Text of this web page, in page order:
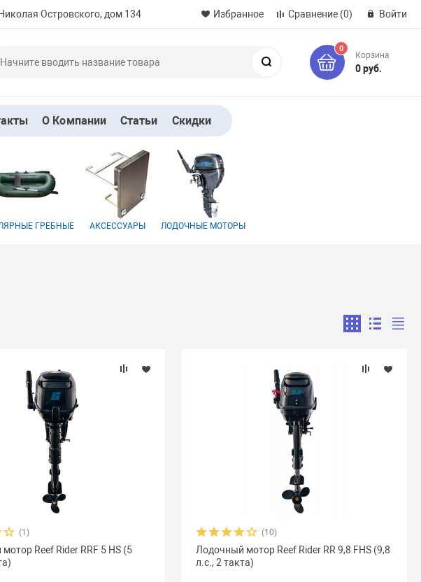
Островского, дом 134 Избранное Сравнение (0) Войти
0
Корзина
0 руб.
О Компании Статьи Скидки
ГРЕБНЫЕ АКСЕССУАРЫ ЛОДОЧНЫЕ МОТОРЫ
(1)
Reef Rider RRF 5 HS (5
(10)
Лодочный мотор Reef Rider RR 9,8 FHS (9,8
л.с., 2 такта)